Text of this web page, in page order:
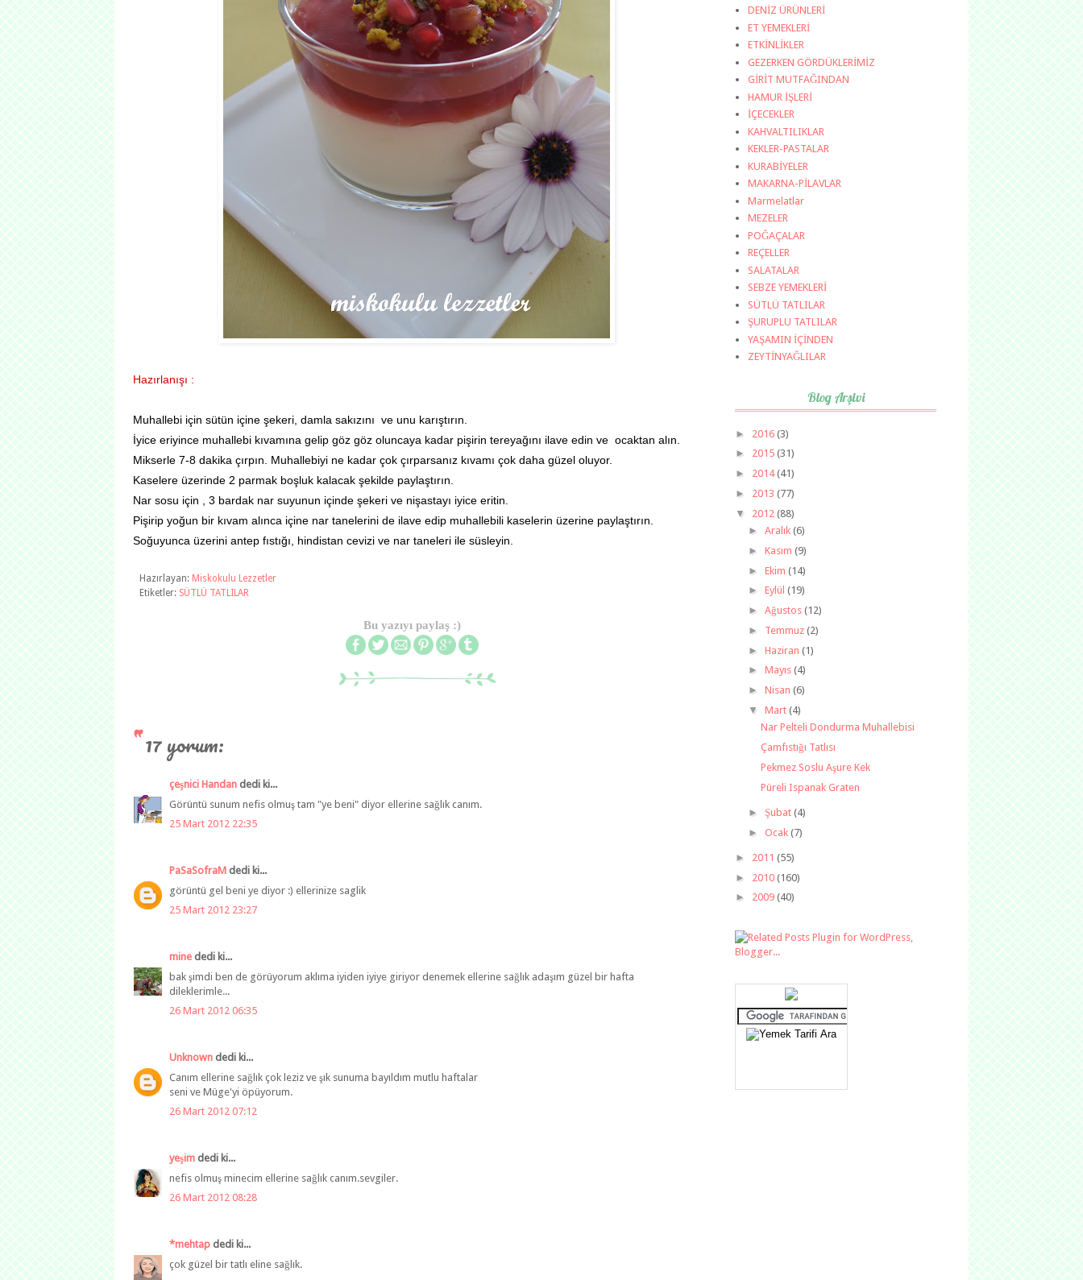
Hazırlanışı :
Muhallebi için sütün içine şekeri, damla sakızını ve unu karıştırın.
İyice eriyince muhallebi kıvamına gelip göz göz oluncaya kadar pişirin tereyağını ilave edin ve ocaktan alın.
Mi kserle 7-8 dakika çırpın. Muhallebiyi ne kadar çok çırparsanız kıvamı çok daha güzel oluyor.
Kaselere üzerinde 2 parmak boşluk kalacak şekilde paylaştırın.
Nar sosu için , 3 bardak nar suyunun içinde şekeri ve nişastayı iyice eritin.
Pişirip yoğun bir kıvam alınca içine nar tanelerini de ilave edip muhallebili kaselerin üzerine paylaştırın.
Soğuyunca üzerini antep fıstığı, hindistan cevizi ve nar taneleri ile süsleyin.
Hazırlayan: Miskokulu Lezzetler
Etiketler: SÜTLÜ TATLILAR
Bu yazıyı paylaş :)
17 yorum:
çeşnici Handan dedi ki...
Görüntü sunum nefis olmuş tam "ye beni" diyor ellerine sağlık canım.
25 Mart 2012 22:35
PaSaSofraM dedi ki...
görüntü gel beni ye diyor :) ellerinize saglik
25 Mart 2012 23:27
mine dedi ki...
bak şimdi ben de görüyorum aklıma iyiden iyiye giriyor denemek ellerine sağlık adaşım güzel bir hafta
dileklerimle...
26 Mart 2012 06:35
Unknown dedi ki...
Canım ellerine sağlık çok leziz ve şık sunuma bayıldım mutlu haftalar
seni ve Müge'yi öpüyorum.
26 Mart 2012 07:12
yeşim dedi ki...
nefis olmuş minecim ellerine sağlık canım.sevgiler.
26 Mart 2012 08:28
*mehtap dedi ki...
çok güzel bir tatlı eline sağlık.
DENİZ ÜRÜNLERİ
ET YEMEKLERİ
ETKİNLİKLER
GEZERKEN GÖRDÜKLERİMİZ
GİRİT MUTFAĞINDAN
HAMUR İŞLERİ
İÇECEKLER
KAHVALTILIKLAR
KEKLER-PASTALAR
KURABİYELER
MAKARNA-PİLAVLAR
Marmelatlar
MEZELER
POĞAÇALAR
REÇELLER
SALATALAR
SEBZE YEMEKLERİ
SÜTLÜ TATLILAR
ŞURUPLU TATLILAR
YAŞAMIN İÇİNDEN
ZEYTİNYAĞLILAR
Blog Arşivi
► 2016 (3)
► 2015 (31)
► 2014(41)
► 2013 (77)
▼ 2012 (88)
► Aralık (6)
► Kasım (9)
► Ekim (14)
► Eylül (19)
► Ağustos (12)
► Temmuz (2)
► Haziran (1)
► Mayıs (4)
► Nisan (6)
▼ Mart (4)
Nar Pelteli Dondurma Muhallebisi
Çamfıstığı Tatlısı
Pekmez Soslu Aşure Kek
Püreli Ispanak Graten
► Şubat (4)
► Ocak (7)
► 2011 (55)
► 2010 (160)
► 2009 (40)